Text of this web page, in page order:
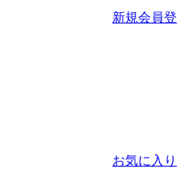
新規会員登
お気に入り